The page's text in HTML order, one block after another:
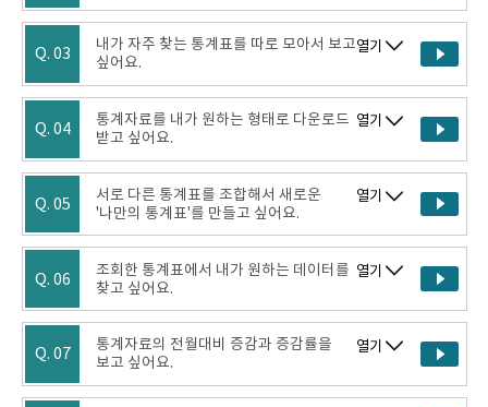
Q. 03
내가 자주 찾는 통계표를 따로 모아서 보고
싶어요.
열기
Q. 04
통계자료를 내가 원하는 형태로 다운로드
받고 싶어요.
열기
Q. 05
서로 다른 통계표를 조합해서 새로운
'나만의 통계표'를 만들고 싶어요.
열기
Q. 06
조회한 통계표에서 내가 원하는 데이터를
찾고 싶어요.
열기
Q. 07
통계자료의 전월대비 증감과 증감률을
보고 싶어요.
열기